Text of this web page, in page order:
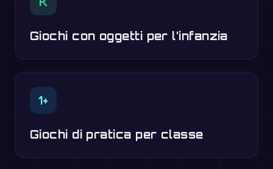
Giochi con oggetti per l’infanzia
1+
Giochi di pratica per classe